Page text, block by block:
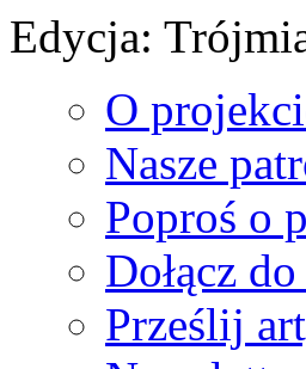
Edycja:
O
Nasze
Poproś o
Dołącz do
Prześlij